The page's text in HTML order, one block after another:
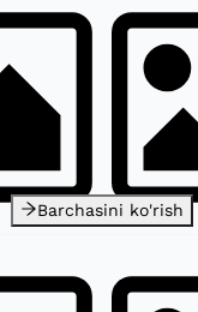
Barchasini ko'rish